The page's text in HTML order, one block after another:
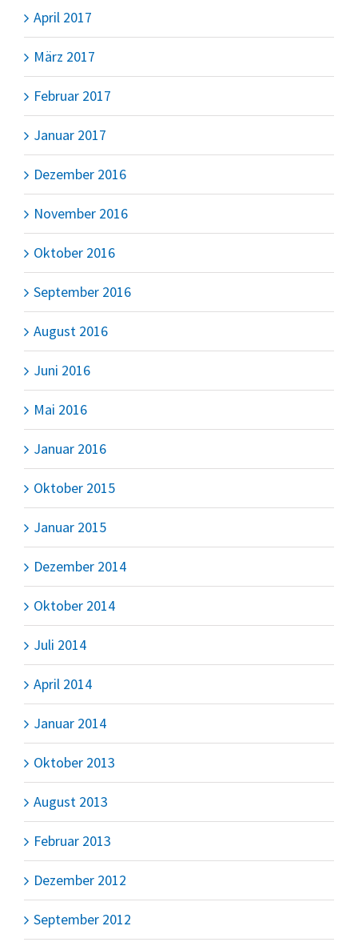
April 2017
März 2017
Februar 2017
Januar 2017
Dezember 2016
November 2016
Oktober 2016
September 2016
August 2016
Juni 2016
Mai 2016
Januar 2016
Oktober 2015
Januar 2015
Dezember 2014
Oktober 2014
Juli 2014
April 2014
Januar 2014
Oktober 2013
August 2013
Februar 2013
Dezember 2012
September 2012